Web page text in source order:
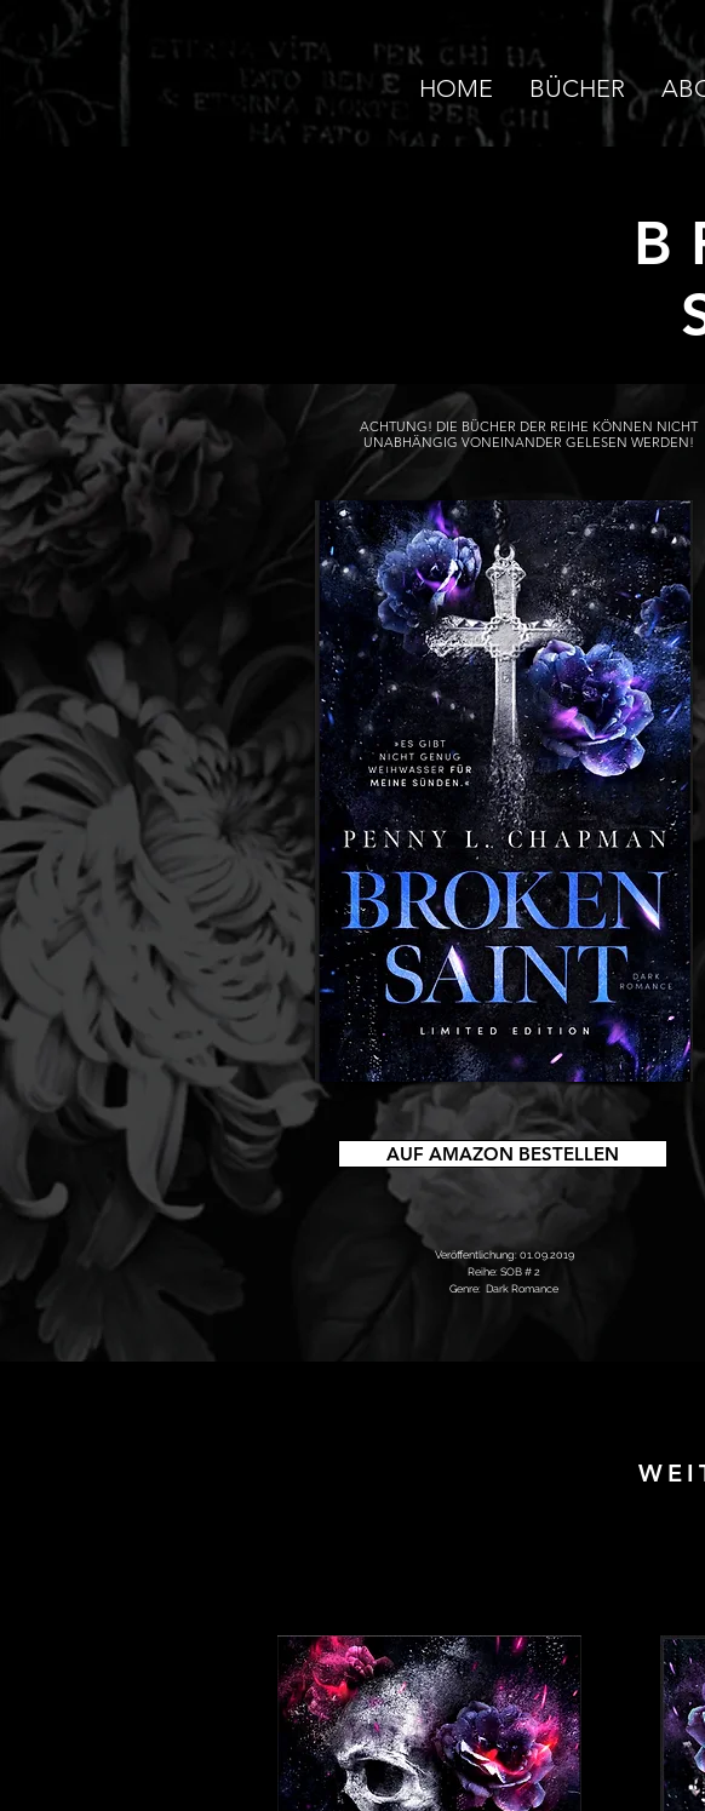
HOME BÜCHER
ACHTUNG! DIE BÜCHER DER REIHE KÖNNEN NICHT
UNABHÄNGIG VONEINANDER GELESEN WERDEN!
AUF AMAZON BESTELLEN
Veröffentlichung: 01.09.2019
Reihe: SOB # 2
Genre: Dark Romance